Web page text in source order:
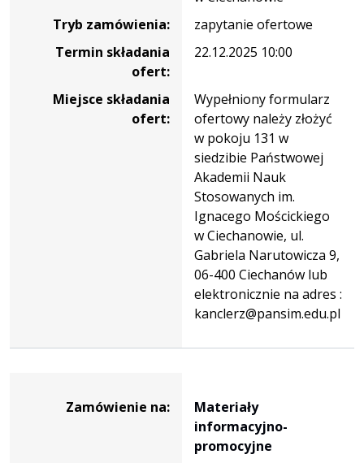
Mościckiego
podziałem
Tryb zamówienia:
zapytanie ofertowe
Termin składania
ofert:
22.12.2025 10:00
Miejsce składania
ofert:
Wypełniony formularz
ofertowy należy złożyć
w pokoju 131 w
siedzibie Państwowej
Akademii Nauk
Stosowanych im.
Ignacego Mościckiego
w Ciechanowie, ul.
Gabriela Narutowicza 9,
06-400 Ciechanów lub
elektronicznie na adres :
kanclerz@pansim.edu.pl
zamówieniaZamówienie na:
Materiały
informacyjno-
promocyjne